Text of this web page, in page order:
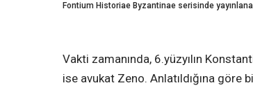
Fontium Historiae Byzantinae serisinde
Vakti zamanında, 6.yüzyılın
ise avukat Zeno. Anlatıldığına göre